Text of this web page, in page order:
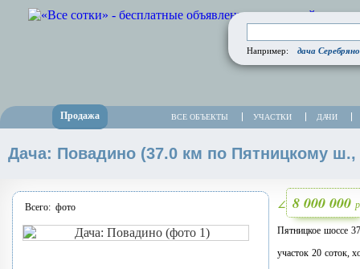
ВСЕ ОБЪЕКТЫ УЧАСТКИ ДАЧИ
Продажа
Например: дача
Дача: Повадино (37.0 км по Пятницкому ш.,
Всего: фото ∠ 8 000 000
Пятницкое шоссе
участок 20 соток,